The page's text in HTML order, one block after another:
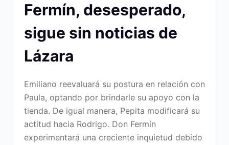
Fermín, desesperado,
sigue sin noticias de
Lázara
Emiliano reevaluará su postura en relación con
Paula, optando por brindarle su apoyo con la
tienda. De igual manera, Pepita modificará su
actitud hacia Rodrigo. Don Fermín
experimentará una creciente inquietud debido